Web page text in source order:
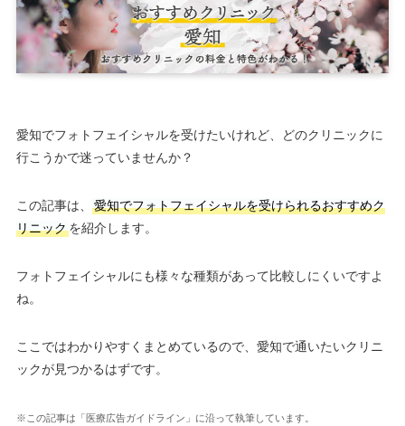
愛知でフォトフェイシャルを受けたいけれど、どのクリニックに
行こうかで迷っていませんか？
この記事は、
愛知でフォトフェイシャルを受けられるおすすめク
リニックを紹介します。
フォトフェイシャルにも様々な種類があって比較しにくいですよ
ね。
ここではわかりやすくまとめているので、愛知で通いたいクリニ
ックが見つかるはずです。
※この記事は「医療広告ガイドライン」に沿って執筆しています。